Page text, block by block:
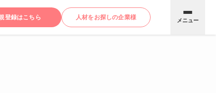
登録はこちら 人材をお探しの企業様 メニュー